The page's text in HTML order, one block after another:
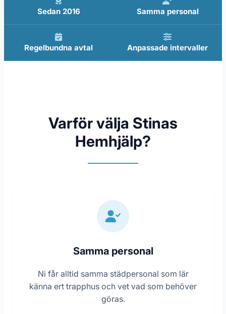
Sedan 2016 Samma personal
Regelbundna avtal Anpassade intervaller
Varför välja Stinas
Hemhjälp?
Samma personal
Ni får alltid samma städpersonal som lär
känna ert trapphus och vet vad som behöver
göras.